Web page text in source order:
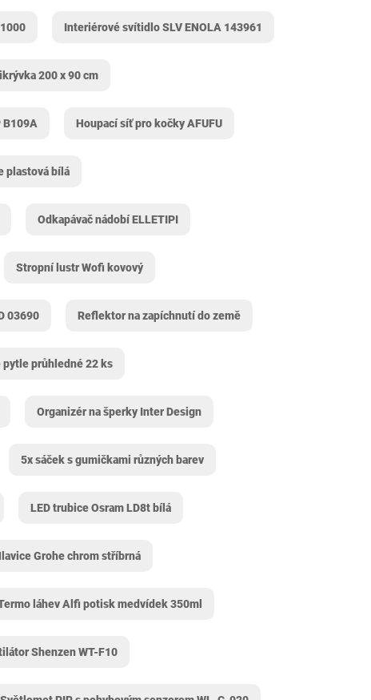
Interiérové svítidlo SLV ENOLA 143961
200 x 90 cm
Houpací síť pro kočky AFUFU
plastová bílá
Odkapávač nádobí ELLETIPI
Stropní lustr Wofi kovový
03690 Reflektor na zapíchnutí do země
pytle průhledné 22 ks
Organizér na šperky Inter Design
5x sáček s gumičkami různých barev
LED trubice Osram LD8t bílá
Grohe chrom stříbrná
láhev Alfi potisk medvídek 350ml
Shenzen WT-F10